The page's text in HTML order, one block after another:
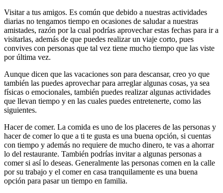
Visitar a tus amigos. Es común que debido a nuestras actividades
diarias no tengamos tiempo en ocasiones de saludar a nuestras
amistades, razón por la cual podrías aprovechar estas fechas para ir a
visitarlas, además de que puedes realizar un viaje corto, pues
convives con personas que tal vez tiene mucho tiempo que las viste
por última vez.
Aunque dicen que las vacaciones son para descansar, creo yo que
también las puedes aprovechar para arreglar algunas cosas, ya sea
físicas o emocionales, también puedes realizar algunas actividades
que llevan tiempo y en las cuales puedes entretenerte, como las
siguientes.
Hacer de comer. La comida es uno de los placeres de las personas y
hacer de comer lo que a ti te gusta es una buena opción, si cuentas
con tiempo y además no requiere de mucho dinero, te vas a ahorrar
lo del restaurante. También podrías invitar a algunas personas a
comer si así lo deseas. Generalmente las personas comen en la calle
por su trabajo y el comer en casa tranquilamente es una buena
opción para pasar un tiempo en familia.